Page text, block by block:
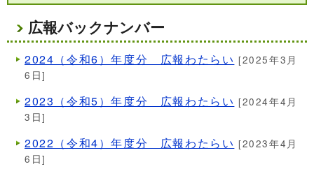
広報バックナンバー
2024（令和6）年度分 広報わたらい [2025年3月
6日]
2023（令和5）年度分 広報わたらい [2024年4月
3日]
2022（令和4）年度分 広報わたらい [2023年4月
6日]